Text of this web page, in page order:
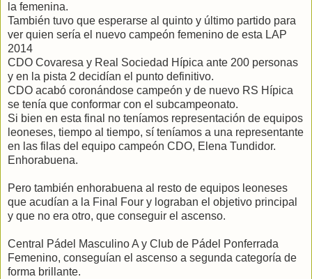
la femenina.
También tuvo que esperarse al quinto y último partido para
ver quien sería el nuevo campeón femenino de esta LAP
2014
CDO Covaresa y Real Sociedad Hípica ante 200 personas
y en la pista 2 decidían el punto definitivo.
CDO acabó coronándose campeón y de nuevo RS Hípica
se tenía que conformar con el subcampeonato.
Si bien en esta final no teníamos representación de equipos
leoneses, tiempo al tiempo, sí teníamos a una representante
en las filas del equipo campeón CDO, Elena Tundidor.
Enhorabuena.
Pero también enhorabuena al resto de equipos leoneses
que acudían a la Final Four y lograban el objetivo principal
y que no era otro, que conseguir el ascenso.
Central Pádel Masculino A y Club de Pádel Ponferrada
Femenino, conseguían el ascenso a segunda categoría de
forma brillante.